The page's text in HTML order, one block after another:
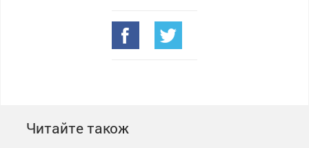
Читайте також